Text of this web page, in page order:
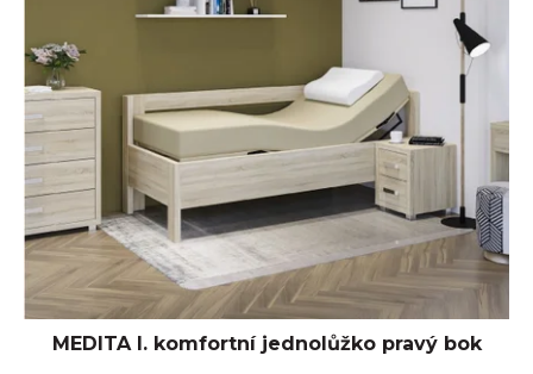
MEDITA I. komfortní jednolůžko pravý bok